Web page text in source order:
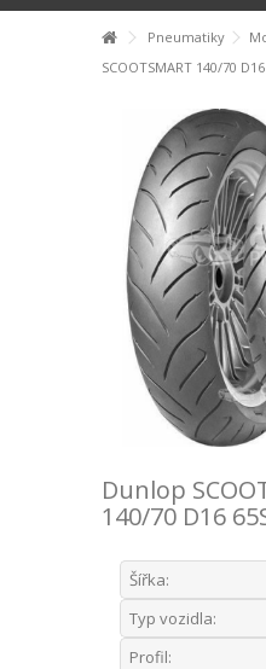
Pneumatiky
SCOOTSMART 140/70
Dunlop
140/70 D16
Šířka:
Typ vozidla:
Profil: